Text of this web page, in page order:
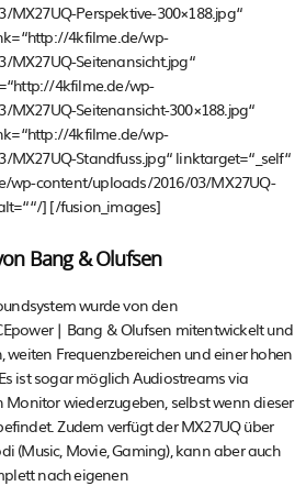
Perspektive-300×188.jpg“
4kfilme.de/wp-
Seitenansicht.jpg“
4kfilme.de/wp-
Seitenansicht-300×188.jpg“
4kfilme.de/wp-
Standfuss.jpg“ linktarget=“_self“
wp-content/uploads/2016/03/MX27UQ-
] [/fusion_images]
Bang & Olufsen
wurde von den
| Bang & Olufsen mitentwickelt und
weiten Frequenzbereichen und einer hohen
ist sogar möglich Audiostreams via
Monitor wiederzugeben, selbst wenn dieser
Zudem verfügt der MX27UQ über
(Music, Movie, Gaming), kann aber auch
nach eigenen